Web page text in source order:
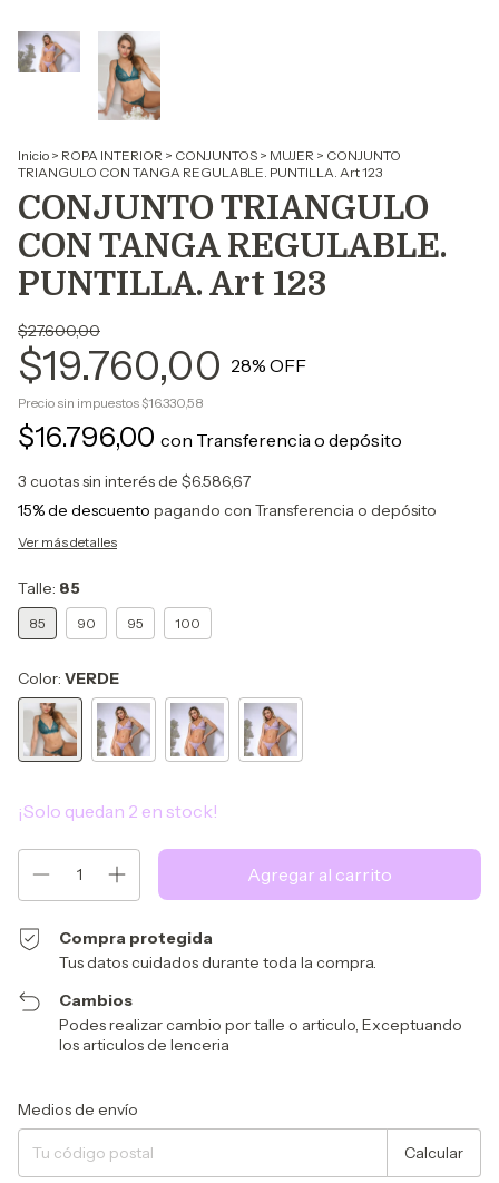
Inicio > ROPA INTERIOR > CONJUNTOS > MUJER > CONJUNTO
TRIANGULO CON TANGA REGULABLE. PUNTILLA. Art 123
CONJUNTO TRIANGULO
CON TANGA REGULABLE.
PUNTILLA. Art 123
$27.600,00
$19.760,00 28% OFF
Precio sin impuestos $16.330,58
$16.796,00 con Transferencia o depósito
3 cuotas sin interés de $6.586,67
15% de descuento pagando con Transferencia o depósito
Ver más detalles
Talle: 85
85 90 95 100
Color: VERDE
¡Solo quedan 2 en stock!
Compra protegida
Tus datos cuidados durante toda la compra.
Cambios
Podes realizar cambio por talle o articulo, Exceptuando
los articulos de lenceria
Entregas para el CP:
Medios de envío
Calcular